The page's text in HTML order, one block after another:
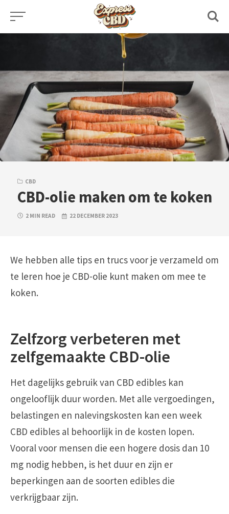
Skip
CBD
CBD-olie maken om te koken
2 MIN READ 22 DECEMBER 2023
We hebben alle tips en trucs voor je verzameld om
te leren hoe je CBD-olie kunt maken om mee te
koken.
Zelfzorg verbeteren met
zelfgemaakte CBD-olie
Het dagelijks gebruik van CBD edibles kan
ongelooflijk duur worden. Met alle vergoedingen,
belastingen en nalevingskosten kan een week
CBD edibles al behoorlijk in de kosten lopen.
Vooral voor mensen die een hogere dosis dan 10
mg nodig hebben, is het duur en zijn er
beperkingen aan de soorten edibles die
verkrijgbaar zijn.